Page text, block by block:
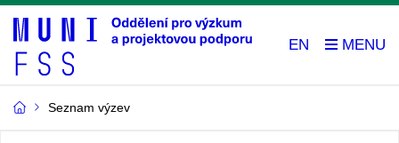
EN
Seznam výzev